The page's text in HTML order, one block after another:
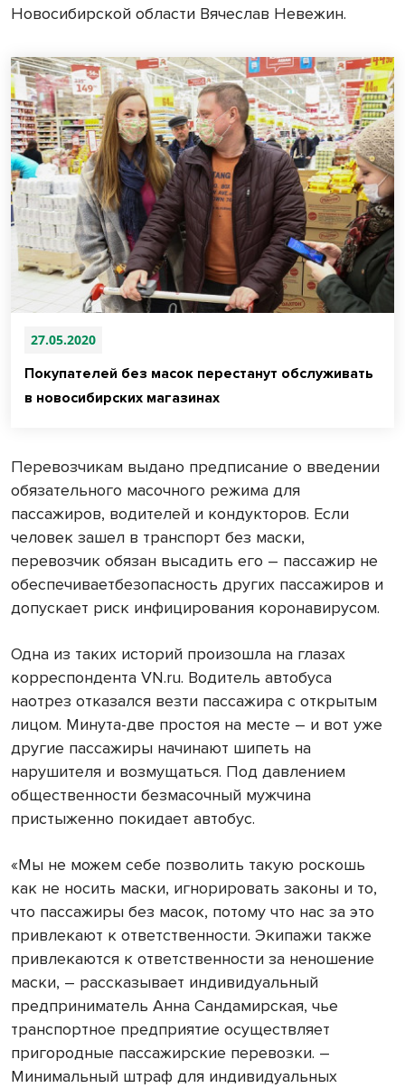
Новосибирской области Вячеслав Невежин.
27.05.2020
Покупателей без масок перестанут обслуживать
в новосибирских магазинах
Перевозчикам выдано предписание о введении
обязательного масочного режима для
пассажиров, водителей и кондукторов. Если
человек зашел в транспорт без маски,
перевозчик обязан высадить его – пассажир не
обеспечиваетбезопасность других пассажиров и
допускает риск инфицирования коронавирусом.
Одна из таких историй произошла на глазах
корреспондента VN.ru. Водитель автобуса
наотрез отказался везти пассажира с открытым
лицом. Минута-две простоя на месте – и вот уже
другие пассажиры начинают шипеть на
нарушителя и возмущаться. Под давлением
общественности безмасочный мужчина
пристыженно покидает автобус.
«Мы не можем себе позволить такую роскошь
как не носить маски, игнорировать законы и то,
что пассажиры без масок, потому что нас за это
привлекают к ответственности. Экипажи также
привлекаются к ответственности за неношение
маски, – рассказывает индивидуальный
предприниматель Анна Сандамирская, чье
транспортное предприятие осуществляет
пригородные пассажирские перевозки. –
Минимальный штраф для индивидуальных